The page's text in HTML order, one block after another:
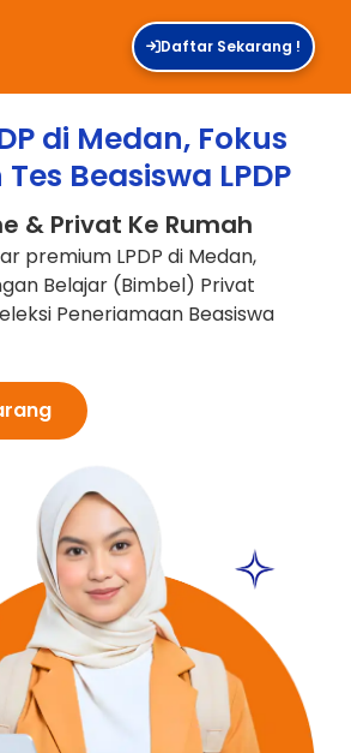
Daftar Sekarang !
di Medan, Fokus
Beasiswa LPDP
& Privat Ke Rumah
premium LPDP di Medan,
Belajar (Bimbel) Privat
Peneriamaan Beasiswa